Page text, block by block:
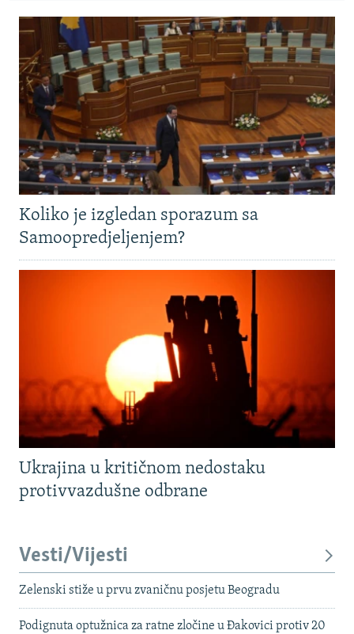
TV LIBERTY
POST SCRIPTUM
MOJA EVROPA
TRI DECENIJE OD RATA U BIH
SVE KARTE DEJTONA
NASTANAK I RASPAD JUGOSLAVIJE
Sve RFE/RL stranice
Koliko je izgledan sporazum sa
Samoopredjeljenjem?
Ukrajina u kritičnom nedostaku
protivvazdušne odbrane
Vesti/Vijesti
Zelenski stiže u prvu zvaničnu posjetu Beogradu
Podignuta optužnica za ratne zločine u Đakovici protiv 20